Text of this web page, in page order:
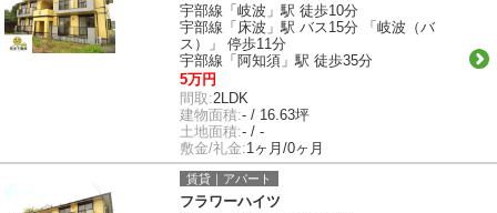
宇部線「岐波」駅 徒歩10分
宇部線「床波」駅 バス15分 「岐波（バ
ス）」 停歩11分
宇部線「阿知須」駅 徒歩35分
5万円
間取:2LDK
建物面積:- / 16.63坪
土地面積:- / -
敷金/礼金:1ヶ月/0ヶ月
賃貸｜アパート
フラワーハイツ